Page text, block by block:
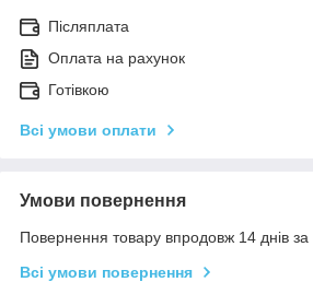
Післяплата
Оплата на рахунок
Готівкою
Всі умови оплати
Умови повернення
Повернення товару впродовж 14 днів за
Всі умови повернення